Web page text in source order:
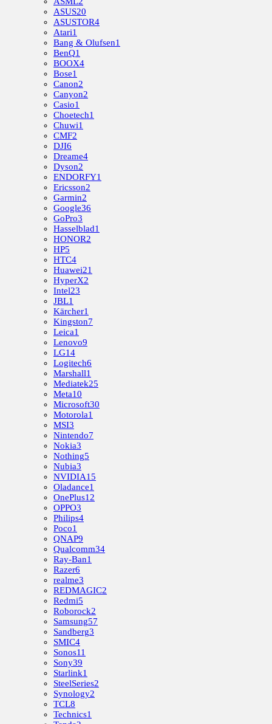
ASUS20
ASUSTOR4
Atari1
Bang & Olufsen1
BenQ1
BOOX4
Bose1
Canon2
Canyon2
Casio1
Choetech1
Chuwi1
CMF2
DJI6
Dreame4
Dyson2
ENDORFY1
Ericsson2
Garmin2
Google36
GoPro3
Hasselblad1
HONOR2
HP5
HTC4
Huawei21
HyperX2
Intel23
JBL1
Kärcher1
Kingston7
Leica1
Lenovo9
LG14
Logitech6
Marshall1
Mediatek25
Meta10
Microsoft30
Motorola1
MSI3
Nintendo7
Nokia3
Nothing5
Nubia3
NVIDIA15
Oladance1
OnePlus12
OPPO3
Philips4
Poco1
QNAP9
Qualcomm34
Ray-Ban1
Razer6
realme3
REDMAGIC2
Redmi5
Roborock2
Samsung57
Sandberg3
SMIC4
Sonos11
Sony39
Starlink1
SteelSeries2
Synology2
TCL8
Technics1